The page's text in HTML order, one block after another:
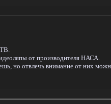
от производителя НАСА.
но отвлечь внимание от них